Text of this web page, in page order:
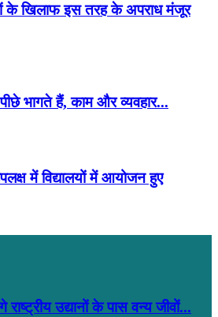
के खिलाफ इस तरह के अपराध मंजूर
पीछे भागते हैं, काम और व्यवहार...
में विद्यालयों में आयोजन हुए
उद्यानों के पास वन्य जीवों...